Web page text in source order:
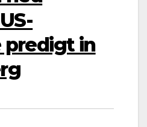
predigt in